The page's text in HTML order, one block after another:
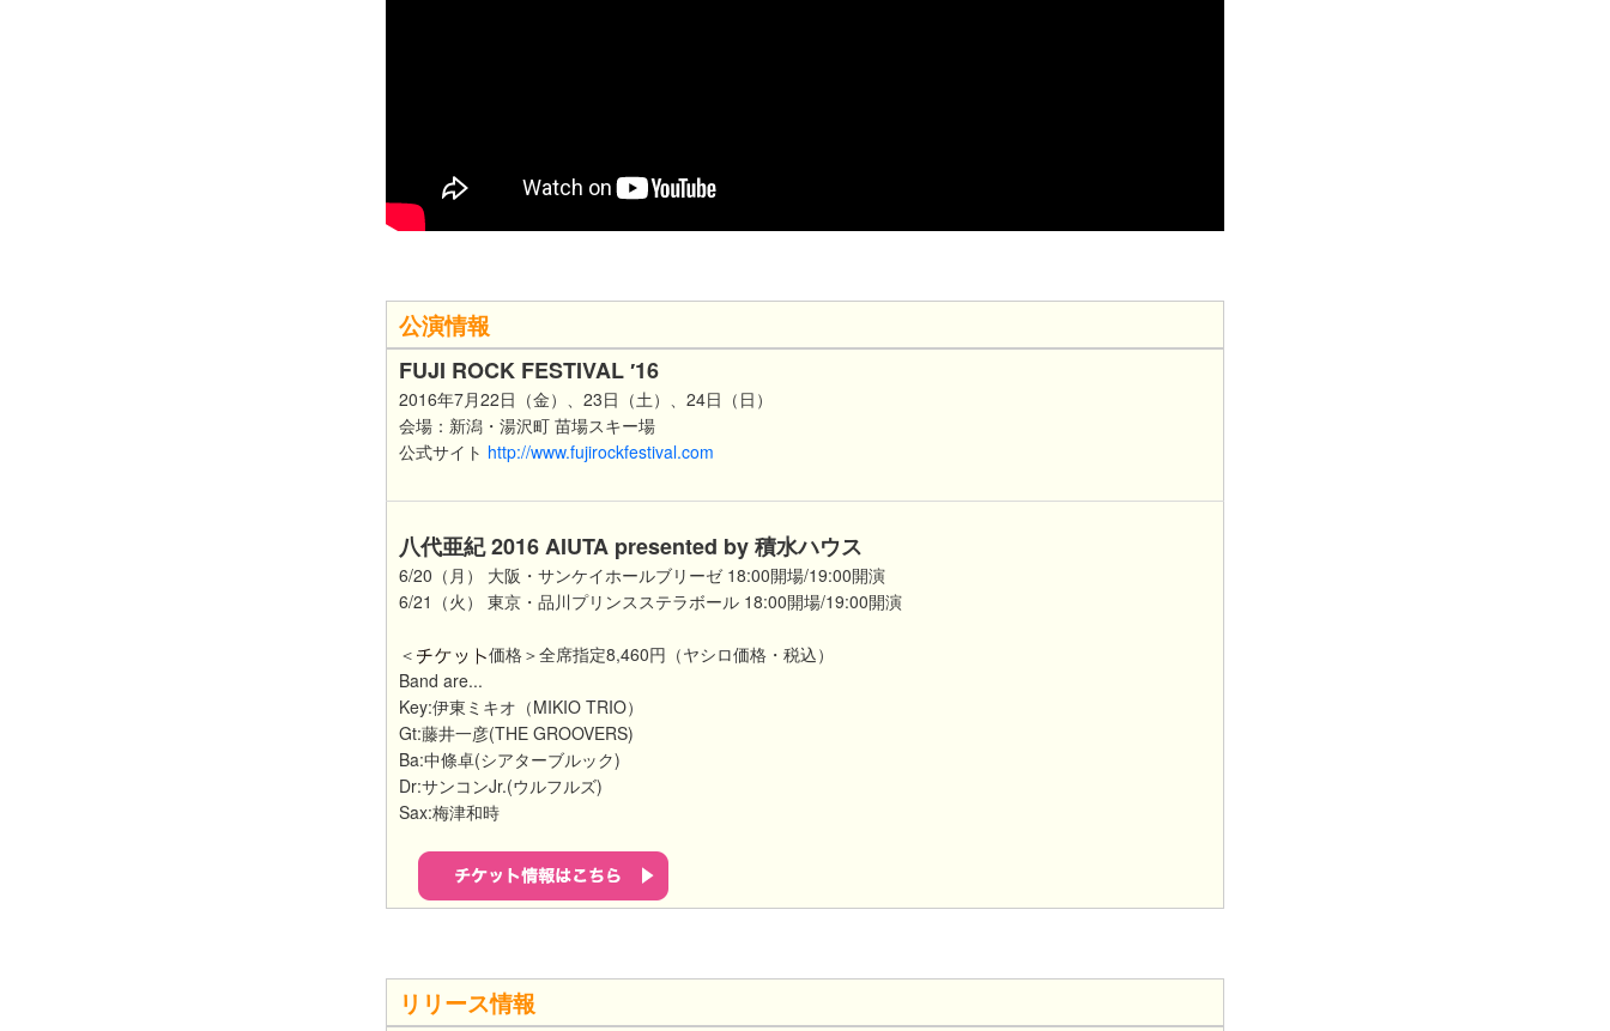
公演情報
FUJI ROCK FESTIVAL ′16
2016年7月22日（金）、23日（土）、24日（日）
会場：新潟・湯沢町 苗場スキー場
公式サイト http://www.fujirockfestival.com
八代亜紀 2016 AIUTA presented by 積水ハウス
6/20（月） 大阪・サンケイホールブリーゼ 18:00開場/19:00開演
6/21（火） 東京・品川プリンスステラボール 18:00開場/19:00開演
＜
価格＞全席指定8,460円（ヤシロ価格・税込）
Band are...
Key:伊東ミキオ（MIKIO TRIO）
Gt:藤井一彦(THE GROOVERS)
Ba:中條卓(シアターブルック)
Dr:サンコンJr.(ウルフルズ)
Sax:梅津和時
リリース情報